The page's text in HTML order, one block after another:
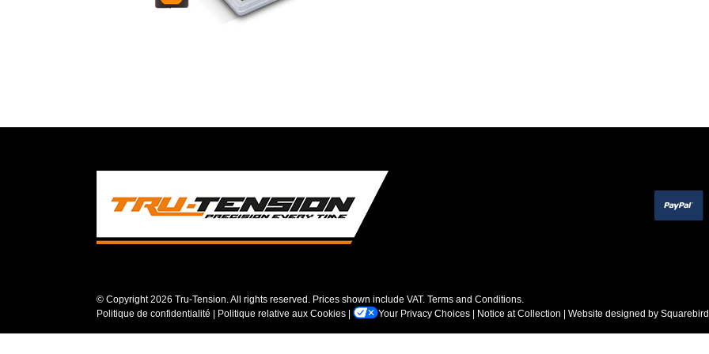
© Copyright2026 Tru-Tension. All rights reserved. Prices shown include VAT. Terms and Conditions.
Politique de confidentialité
Politique relative aux Cookies Your Privacy Choices Notice at Collection | Website designed by Squarebird